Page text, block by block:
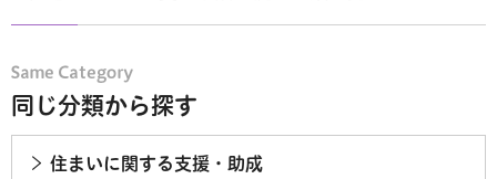
同じ分類から探す
住まいに関する支援・助成